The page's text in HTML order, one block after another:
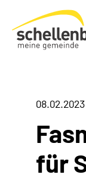
Gemeinde Schellenberg
08.02.2023
für